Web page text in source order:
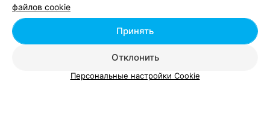
файлов cookie
Отклонить
Принять
Персональные настройки Cookie